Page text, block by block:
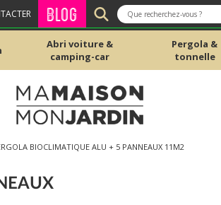
BLOG
Abri voiture &
camping-car
Pergola &
tonnelle
BIOCLIMATIQUE ALU + 5 PANNEAUX 11M2